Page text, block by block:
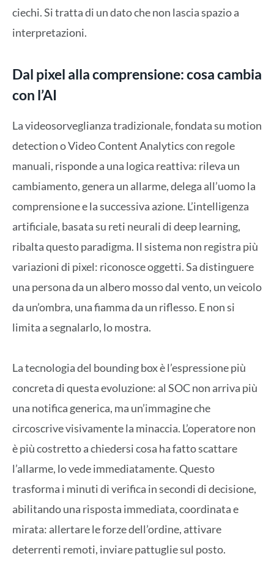
ciechi. Si tratta di un dato che non lascia spazio a
interpretazioni.
Dal pixel alla comprensione: cosa cambia
con l’AI
La videosorveglianza tradizionale, fondata su motion
detection o Video Content Analytics con regole
manuali, risponde a una logica reattiva: rileva un
cambiamento, genera un allarme, delega all’uomo la
comprensione e la successiva azione. L’intelligenza
artificiale, basata su reti neurali di deep learning,
ribalta questo paradigma. Il sistema non registra più
variazioni di pixel: riconosce oggetti. Sa distinguere
una persona da un albero mosso dal vento, un veicolo
da un’ombra, una fiamma da un riflesso. E non si
limita a segnalarlo, lo mostra.
La tecnologia del bounding box è l’espressione più
concreta di questa evoluzione: al SOC non arriva più
una notifica generica, ma un’immagine che
circoscrive visivamente la minaccia. L’operatore non
è più costretto a chiedersi cosa ha fatto scattare
l’allarme, lo vede immediatamente. Questo
trasforma i minuti di verifica in secondi di decisione,
abilitando una risposta immediata, coordinata e
mirata: allertare le forze dell’ordine, attivare
deterrenti remoti, inviare pattuglie sul posto.